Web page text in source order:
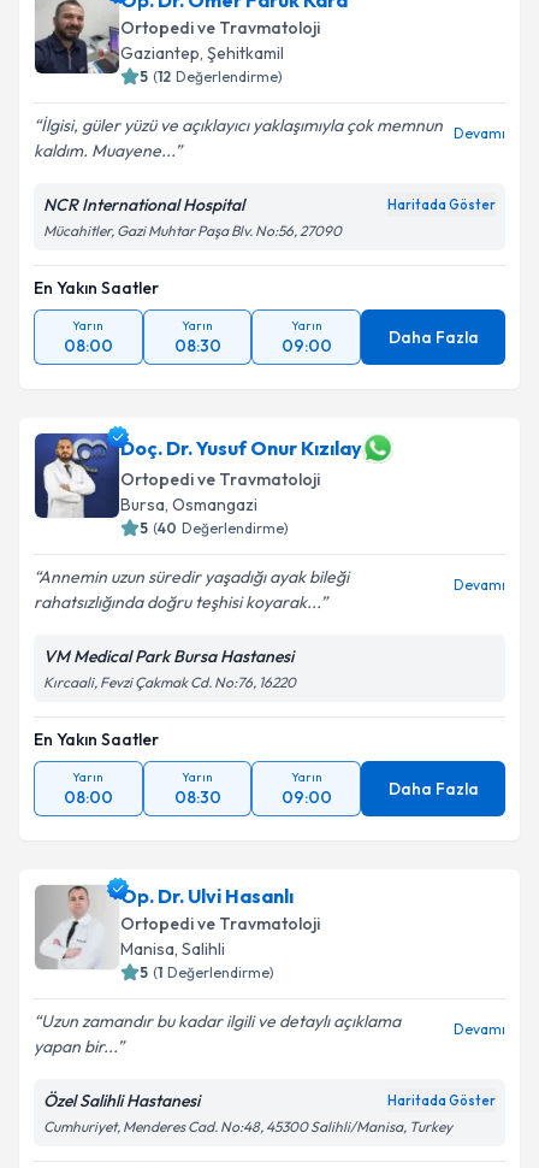
Ortopedi ve Travmatoloji
Gaziantep, Şehitkamil
5 (12 Değerlendirme)
İlgisi, güler yüzü ve açıklayıcı yaklaşımıyla çok memnun
kaldım. Muayene...
Devamı
NCR International Hospital Haritada Göster
Mücahitler, Gazi Muhtar Paşa Blv. No:56, 27090
En Yakın Saatler
Yarın
08:00
Yarın
08:30
Yarın
09:00 Daha Fazla
Doç. Dr. Yusuf Onur Kızılay
Ortopedi ve Travmatoloji
Bursa, Osmangazi
5 (40 Değerlendirme)
Annemin uzun süredir yaşadığı ayak bileği
rahatsızlığında doğru teşhisi koyarak...
Devamı
VM Medical Park Bursa Hastanesi
Kırcaali, Fevzi Çakmak Cd. No:76, 16220
En Yakın Saatler
Yarın
08:00
Yarın
08:30
Yarın
09:00 Daha Fazla
Op. Dr. Ulvi Hasanlı
Ortopedi ve Travmatoloji
Manisa, Salihli
5 (1 Değerlendirme)
Uzun zamandır bu kadar ilgili ve detaylı açıklama
yapan bir...
Devamı
Özel Salihli Hastanesi Haritada Göster
Cumhuriyet, Menderes Cad. No:48, 45300 Salihli/Manisa, Turkey